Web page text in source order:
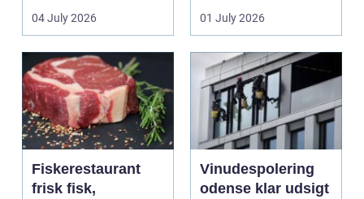
pludselig vigtigt.
Mang...
04 July 2026
alligevel...
01 July 2026
Fiskerestaurant
frisk fisk,
Vinudespolering
odense klar udsigt